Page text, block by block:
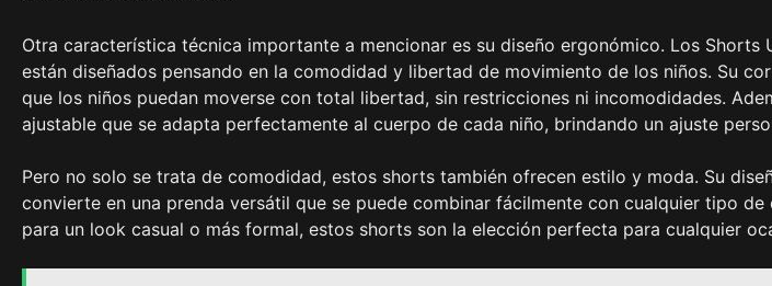
Otra característica técnica importante a mencionar es su diseño ergonómico. Los Shorts
están diseñados pensando en la comodidad y libertad de movimiento de los niños. Su
que los niños puedan moverse con total libertad, sin restricciones ni incomodidades.
ajustable que se adapta perfectamente al cuerpo de cada niño, brindando un ajuste
Pero no solo se trata de comodidad, estos shorts también ofrecen estilo y moda. Su
convierte en una prenda versátil que se puede combinar fácilmente con cualquier tipo de
para un look casual o más formal, estos shorts son la elección perfecta para cualquier